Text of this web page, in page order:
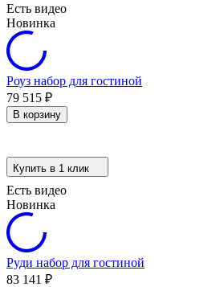
Есть видео
Новинка
Роуз набор для гостиной
79 515 ₽
В корзину
Купить в 1 клик
Есть видео
Новинка
Руди набор для гостиной
83 141 ₽